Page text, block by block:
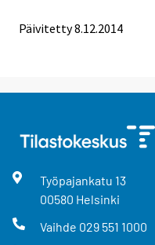
Päivitetty 8.12.2014
Työpajankatu 13
00580 Helsinki
Vaihde 029 551 1000